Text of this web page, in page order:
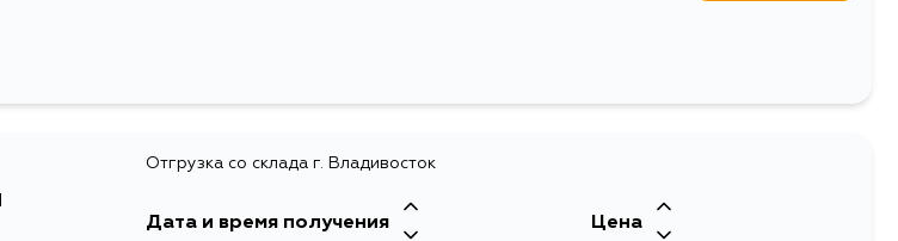
Отгрузка со склада г. Владивосток
Дата и время получения Цена